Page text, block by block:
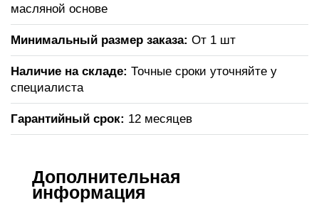
масляной основе
Минимальный размер заказа: От 1 шт
Наличие на складе: Точные сроки уточняйте у
специалиста
Гарантийный срок: 12 месяцев
Дополнительная
информация